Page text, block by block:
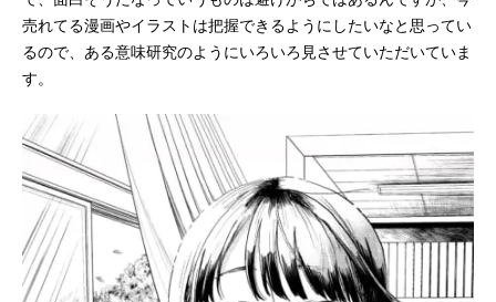
売れてる漫画やイラストは把握できるようにしたいなと思ってい
るので、ある意味研究のようにいろいろ見させていただいていま
す。